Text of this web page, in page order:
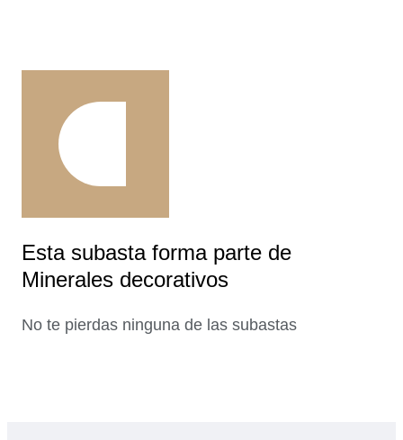
Esta subasta forma parte de
Minerales decorativos
No te pierdas ninguna de las subastas